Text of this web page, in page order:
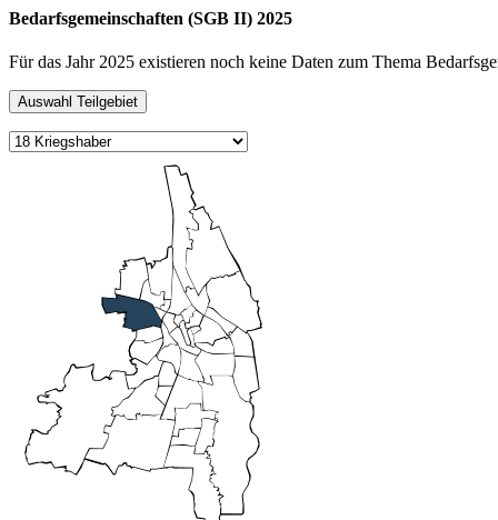
Bedarfsgemeinschaften (SGB II) 2025
Für das Jahr 2025 existieren noch keine Daten zum Thema